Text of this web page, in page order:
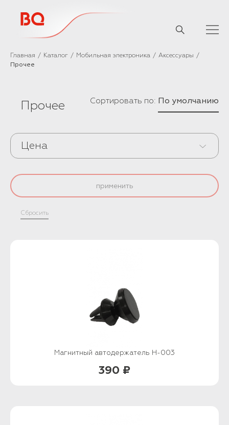
Главная Каталог Мобильная электроника
Аксессуары
Прочее
Прочее Сортировать по: По умолчанию
Цена
применить
Сбросить
Магнитный автодержатель H-003
390 ₽